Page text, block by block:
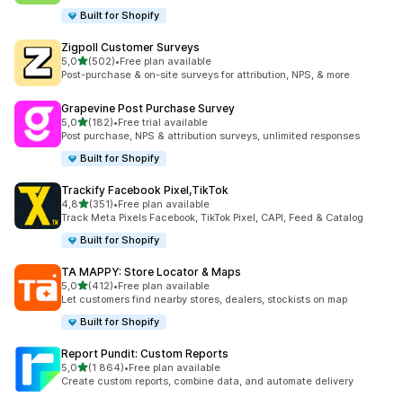
Built for Shopify
Zigpoll Customer Surveys
5,0/ 5 tähteä
(502)
502 arvostelua yhteensä
•Free plan available
Post-purchase & on-site surveys for attribution, NPS, & more
Grapevine Post Purchase Survey
5,0/ 5 tähteä
(182)
182 arvostelua yhteensä
•Free trial available
Post purchase, NPS & attribution surveys, unlimited responses
Built for Shopify
Trackify Facebook Pixel,TikTok
4,8/ 5 tähteä
(351)
351 arvostelua yhteensä
•Free plan available
Track Meta Pixels Facebook, TikTok Pixel, CAPI, Feed & Catalog
Built for Shopify
TA MAPPY: Store Locator & Maps
5,0/ 5 tähteä
(412)
412 arvostelua yhteensä
•Free plan available
Let customers find nearby stores, dealers, stockists on map
Built for Shopify
Report Pundit: Custom Reports
5,0/ 5 tähteä
(1 864)
1864 arvostelua yhteensä
•Free plan available
Create custom reports, combine data, and automate delivery